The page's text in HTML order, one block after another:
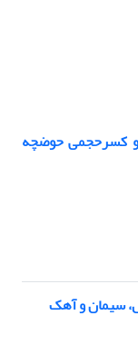
و کسرحجمی حوضچه
سیمان و آهک